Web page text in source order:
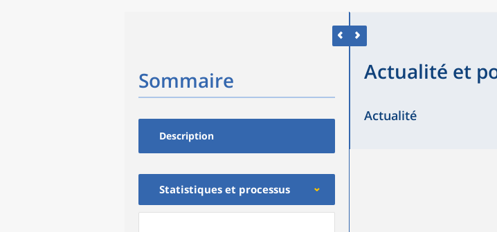
Sommaire
Description
Statistiques et processus
Actualité et
Actualité